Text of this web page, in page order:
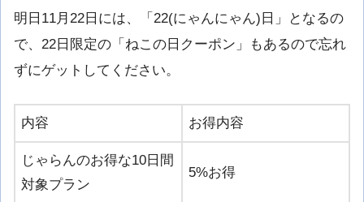
明日11月22日には、「22(にゃんにゃん)日」となるの
で、22日限定の「ねこの日クーポン」もあるので忘れ
ずにゲットしてください。
内容 お得内容
じゃらんのお得な10日間
対象プラン
5%お得